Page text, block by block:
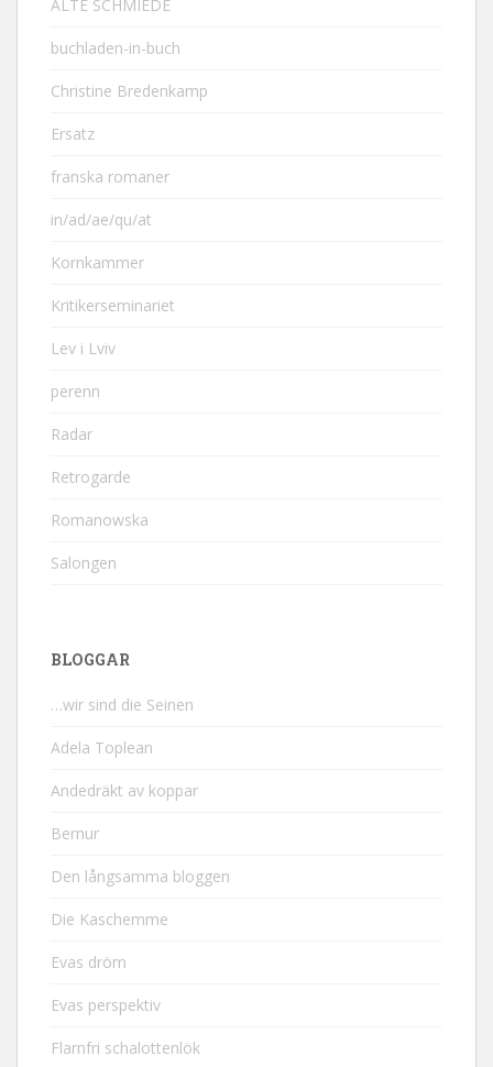
ALTE SCHMIEDE
buchladen-in-buch
Christine Bredenkamp
Ersatz
franska romaner
in/ad/ae/qu/at
Kornkammer
Kritikerseminariet
Lev i Lviv
perenn
Radar
Retrogarde
Romanowska
Salongen
BLOGGAR
…wir sind die Seinen
Adela Toplean
Andedräkt av koppar
Bernur
Den långsamma bloggen
Die Kaschemme
Evas dröm
Evas perspektiv
Flarnfri schalottenlök